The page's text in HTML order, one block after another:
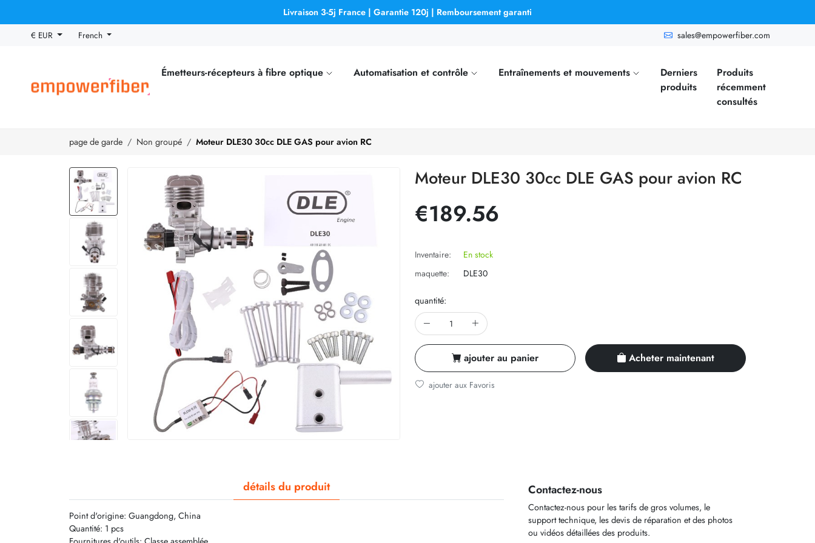
Livraison 3-5j France | Garantie 120j | Remboursement garanti
€ EUR
French sales@empowerfiber.com
Émetteurs-récepteurs à fibre optique Automatisation et contrôle Entraînements et mouvements
Derniers
produits
Produits
récemment
consultés
page de garde Non groupé Moteur DLE30 30cc DLE GAS pour avion RC
Moteur DLE30 30cc DLE GAS pour avion RC
€189.56
Inventaire:
En stock
maquette:
DLE30
quantité:
ajouter au panier Acheter maintenant
ajouter aux Favoris
détails du produit
Point d'origine: Guangdong, China
Quantité: 1 pcs
Contactez-nous
Contactez-nous pour les tarifs de gros volumes, le
support technique, les devis de réparation et des photos
ou vidéos détaillées des produits.